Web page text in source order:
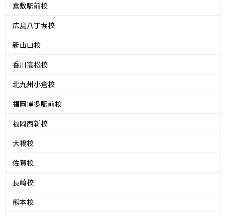
倉敷駅前校
広島八丁堀校
新山口校
香川高松校
北九州小倉校
福岡博多駅前校
福岡西新校
大橋校
佐賀校
長崎校
熊本校